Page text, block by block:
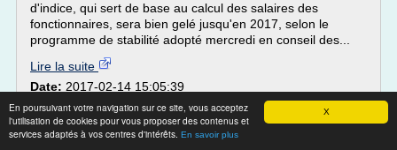
X
En poursuivant votre navigation sur ce site, vous acceptez
l'utilisation de cookies pour vous proposer des contenus et
services adaptés à vos centres d'intérêts. En savoir plus
d'indice, qui sert de base au calcul des salaires des
fonctionnaires, sera bien gelé jusqu'en 2017, selon le
programme de stabilité adopté mercredi en conseil des...
Lire la suite
Date: 2017-02-14 15:05:39
Site :
http://www.leparisien.fr
Thèmes liés :point d indice salaire fonctionnaire/
valeur du point d indice des fonctionnaire